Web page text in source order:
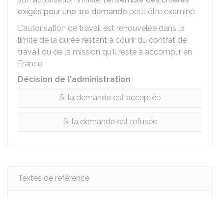
exigés pour une 1re demande peut être examiné.
L'autorisation de travail est renouvelée dans la
limite de la durée restant à courir du contrat de
travail ou de la mission qu'il reste à accomplir en
France.
Décision de l'administration
Si la demande est acceptée
Si la demande est refusée
Textes de référence